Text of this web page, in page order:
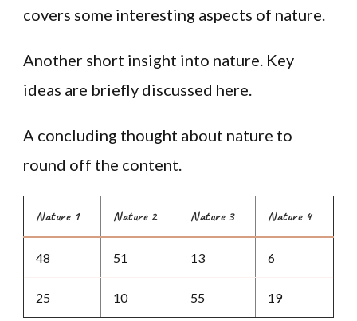
covers some interesting aspects of nature.
Another short insight into nature. Key
ideas are briefly discussed here.
A concluding thought about nature to
round off the content.
Nature 1 Nature 2 Nature 3 Nature 4
48 51 13 6
25 10 55 19